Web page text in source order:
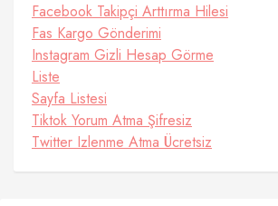
Facebook Takipçi Arttırma Hilesi
Fas Kargo Gönderimi
Instagram Gizli Hesap Görme
Liste
Sayfa Listesi
Tiktok Yorum Atma Şifresiz
Twitter Izlenme Atma Ücretsiz